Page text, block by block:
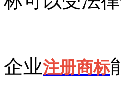
企业注册商标